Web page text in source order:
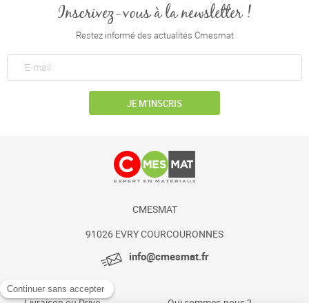
Inscrivez-vous à la newsletter !
Restez informé des actualités Cmesmat
JE M’INSCRIS
CMESMAT
91026 EVRY COURCOURONNES
info@cmesmat.fr